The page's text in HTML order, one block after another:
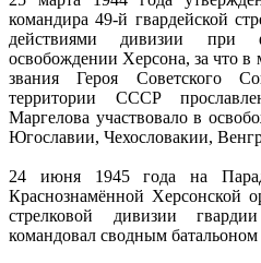
командира 49-й гвардейской
действиями дивизии при
освобождении Херсона, за что в
звания Героя Советского
территории СССР
Маргелова участвовало в
Югославии, Чехословакии,
24 июня 1945 года на
Краснознамённой Херсонской
стрелковой дивизии
командовал сводным